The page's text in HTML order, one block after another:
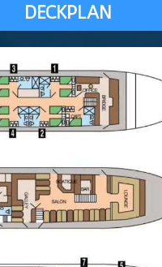
DECKPLAN